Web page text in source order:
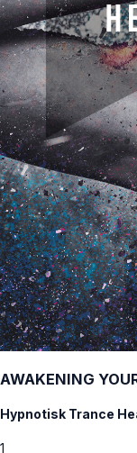
AWAKENING
Hypnotisk Trance
1